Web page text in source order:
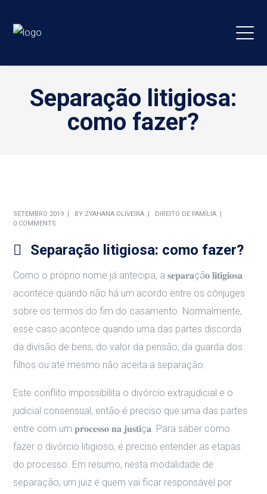
Separação litigiosa:
como fazer?
SETEMBRO 2019 BY ZYAHANA OLIVEIRA
DIREITO DE FAMÍLIA
0 COMMENTS
Separação litigiosa: como fazer?
Como o próprio nome já antecipa, a 𝐬𝐞𝐩𝐚𝐫𝐚çã𝐨 𝐥𝐢𝐭𝐢𝐠𝐢𝐨𝐬𝐚
acontece quando não há um acordo entre os cônjuges
sobre os termos do fim do casamento. Normalmente,
esse caso acontece quando uma das partes discorda
da divisão de bens, do valor da pensão, da guarda dos
filhos ou até mesmo não aceita a separação.
Este conflito impossibilita o divórcio extrajudicial e o
judicial consensual, então é preciso que uma das partes
entre com um 𝐩𝐫𝐨𝐜𝐞𝐬𝐬𝐨 𝐧𝐚 𝐣𝐮𝐬𝐭𝐢ç𝐚. Para saber como
fazer o divórcio litigioso, é preciso entender as etapas
do processo. Em resumo, nesta modalidade de
separação, um juiz é quem vai ficar responsável por